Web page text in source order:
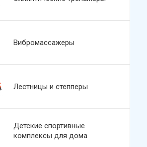
Вибромассажеры
Лестницы и степперы
Детские спортивные
комплексы для дома